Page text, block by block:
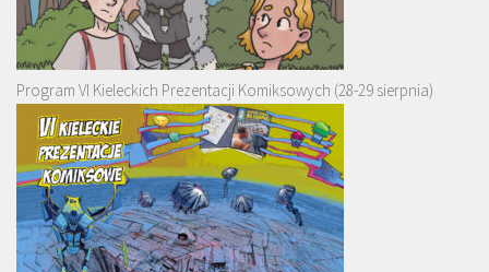
Program VI Kieleckich Prezentacji Komiksowych (28-29 sierpnia)